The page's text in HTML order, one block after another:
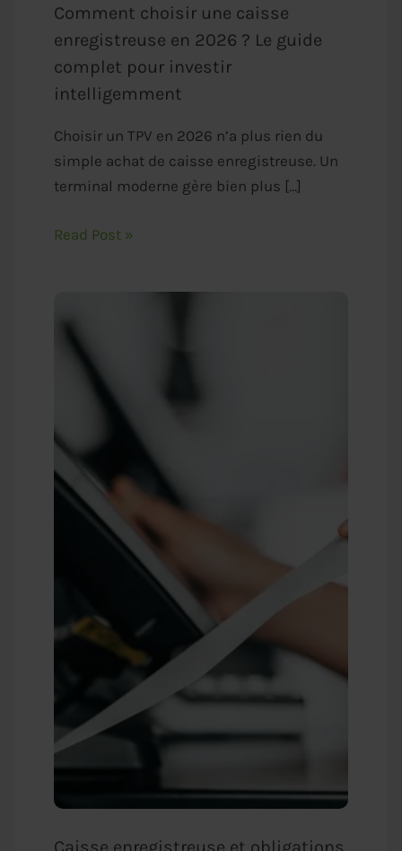
Comment choisir une caisse
enregistreuse en 2026 ? Le guide
complet pour investir
intelligemment
Choisir un TPV en 2026 n’a plus rien du
simple achat de caisse enregistreuse. Un
terminal moderne gère bien plus […]
Read Post »